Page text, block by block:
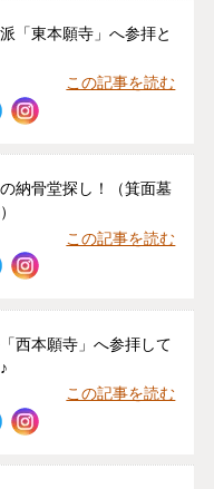
「東本願寺」へ参拝と
この記事を読む
納骨堂探し！（箕面墓
この記事を読む
西本願寺」へ参拝して
この記事を読む